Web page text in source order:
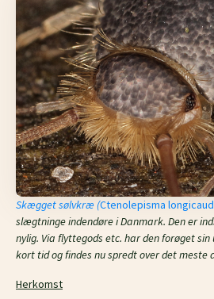
Skægget sølvkræ (Ctenolepisma
slægtninge indendøre i Danmark. Den er
nylig. Via flyttegods etc. har den forøget
kort tid og findes nu spredt over det meste
Herkomst